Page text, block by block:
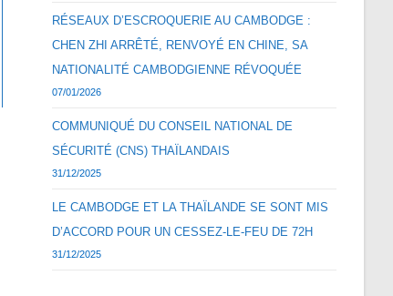
RÉSEAUX D’ESCROQUERIE AU CAMBODGE :
CHEN ZHI ARRÊTÉ, RENVOYÉ EN CHINE, SA
NATIONALITÉ CAMBODGIENNE RÉVOQUÉE
07/01/2026
COMMUNIQUÉ DU CONSEIL NATIONAL DE
SÉCURITÉ (CNS) THAÏLANDAIS
31/12/2025
LE CAMBODGE ET LA THAÏLANDE SE SONT MIS
D’ACCORD POUR UN CESSEZ-LE-FEU DE 72H
31/12/2025